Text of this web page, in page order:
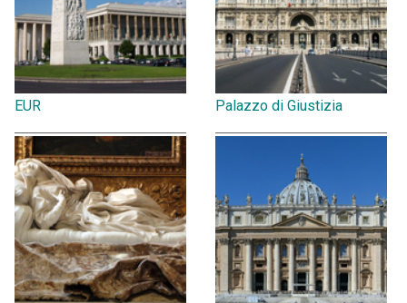
EUR Palazzo di Giustizia